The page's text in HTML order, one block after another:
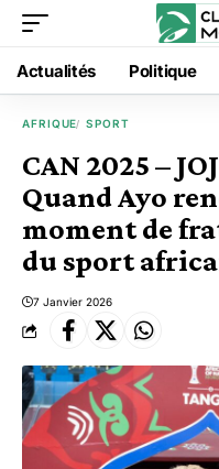
Actualités Politique
AFRIQUE SPORT
CAN 2025 –
Quand Ayo
moment de
du sport
7 Janvier 2026